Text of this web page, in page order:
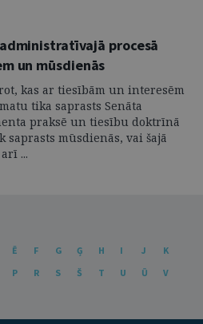
procesā
un mūsdienās
kas ar tiesībām un interesēm
tika saprasts Senāta
praksē un tiesību doktrīnā
mūsdienās, vai šajā
...
Ē F G Ģ H I J
K
P R S Š T U Ū
V